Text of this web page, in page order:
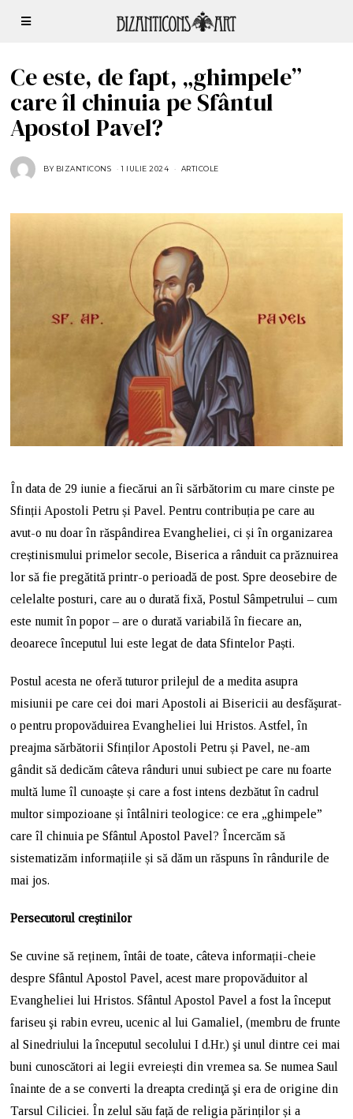
Ce este, de fapt, „ghimpele”
care îl chinuia pe Sfântul
Apostol Pavel?
BY BIZANTICONS 1 IULIE 2024
I
E
2
ARTICOLE
În data de 29 iunie a fiecărui an îi sărbătorim cu mare cinste pe
Sfinții Apostoli Petru și Pavel. Pentru contribuția pe care au
avut-o nu doar în răspândirea Evangheliei, ci și în organizarea
creștinismului primelor secole, Biserica a rânduit ca prăznuirea
lor să fie pregătită printr-o perioadă de post. Spre deosebire de
celelalte posturi, care au o durată fixă, Postul Sâmpetrului – cum
este numit în popor – are o durată variabilă în fiecare an,
deoarece începutul lui este legat de data Sfintelor Paști.
Postul acesta ne oferă tuturor prilejul de a medita asupra
misiunii pe care cei doi mari Apostoli ai Bisericii au desfăşurat-
o pentru propovăduirea Evangheliei lui Hristos. Astfel, în
preajma sărbătorii Sfinților Apostoli Petru și Pavel, ne-am
gândit să dedicăm câteva rânduri unui subiect pe care nu foarte
multă lume îl cunoaște și care a fost intens dezbătut în cadrul
multor simpozioane și întâlniri teologice: ce era „ghimpele”
care îl chinuia pe Sfântul Apostol Pavel? Încercăm să
sistematizăm informațiile și să dăm un răspuns în rândurile de
mai jos.
Persecutorul creștinilor
Se cuvine să reținem, întâi de toate, câteva informații-cheie
despre Sfântul Apostol Pavel, acest mare propovăduitor al
Evangheliei lui Hristos. Sfântul Apostol Pavel a fost la început
fariseu şi rabin evreu, ucenic al lui Gamaliel, (membru de frunte
al Sinedriului la începutul secolului I d.Hr.) şi unul dintre cei mai
buni cunoscători ai legii evreiești din vremea sa. Se numea Saul
înainte de a se converti la dreapta credinţă şi era de origine din
Tarsul Ciliciei. În zelul său față de religia părinților și a